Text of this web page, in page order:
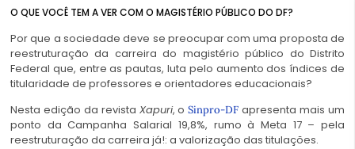
O QUE VOCÊ TEM A VER COM O MAGISTÉRIO PÚBLICO DO DF?
Por que a sociedade deve se preocupar com uma proposta de
reestruturação da carreira do magistério público do Distrito
Federal que, entre as pautas, luta pelo aumento dos índices de
titularidade de professores e orientadores educacionais?
Nesta edição da revista Xapuri, oSinpro-DF apresenta mais um
ponto da Campanha Salarial 19,8%, rumo à Meta 17 – pela
reestruturação da carreira já!: a valorização das titulações.